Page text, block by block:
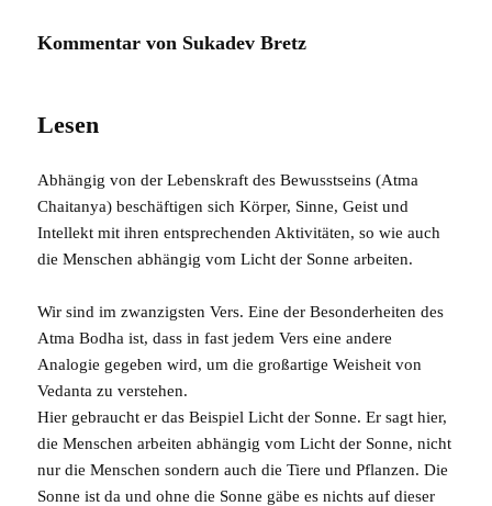
Kommentar von Sukadev Bretz
Lesen
Abhängig von der Lebenskraft des Bewusstseins (Atma
Chaitanya) beschäftigen sich Körper, Sinne, Geist und
Intellekt mit ihren entsprechenden Aktivitäten, so wie auch
die Menschen abhängig vom Licht der Sonne arbeiten.
Wir sind im zwanzigsten Vers. Eine der Besonderheiten des
Atma Bodha ist, dass in fast jedem Vers eine andere
Analogie gegeben wird, um die großartige Weisheit von
Vedanta zu verstehen.
Hier gebraucht er das Beispiel Licht der Sonne. Er sagt hier,
die Menschen arbeiten abhängig vom Licht der Sonne, nicht
nur die Menschen sondern auch die Tiere und Pflanzen. Die
Sonne ist da und ohne die Sonne gäbe es nichts auf dieser